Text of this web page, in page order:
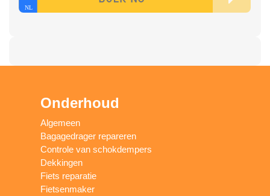
Onderhoud
Algemeen
Bagagedrager repareren
Controle van schokdempers
Dekkingen
Fiets reparatie
Fietsenmaker